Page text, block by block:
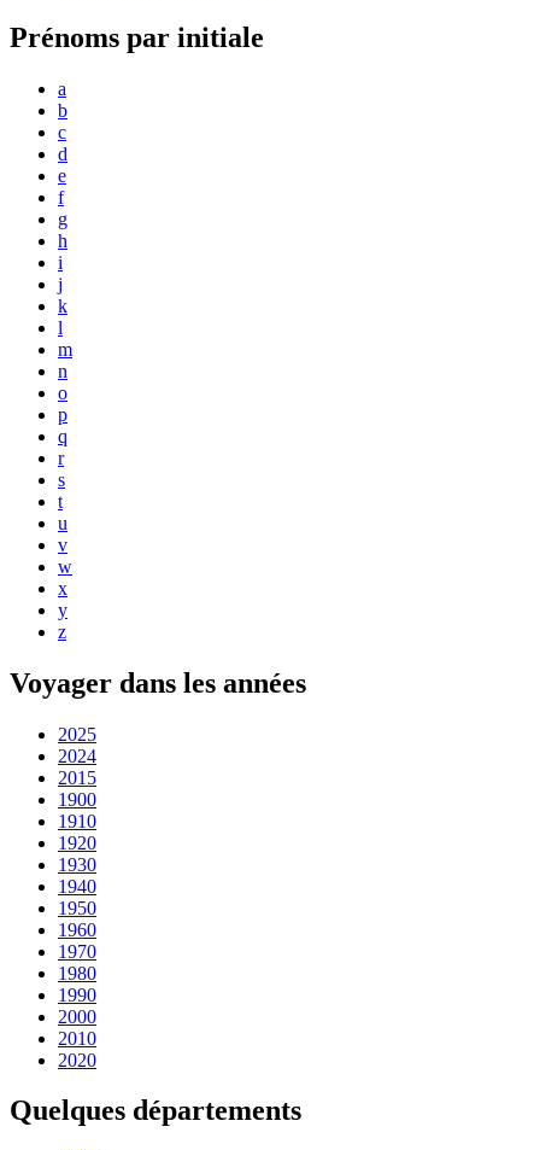
Prénoms par initiale
a
b
c
d
e
f
g
h
i
j
k
l
m
n
o
p
q
r
s
t
u
v
w
x
y
z
Voyager dans les années
2025
2024
2015
1900
1910
1920
1930
1940
1950
1960
1970
1980
1990
2000
2010
2020
Quelques départements